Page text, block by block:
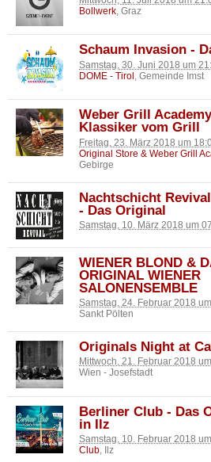
Bollwerk , Graz
Schaum Invasion -
Samstag, 30. Juni 2018 um
DOME - Tirol , Gemeinde Imst
Weber Grill
Klassiker vom Grill
Freitag, 23. März 2018 um
Original Store & Weber Grill
Gebirge
Nachtschicht
- Das Original
Samstag, 10. März 2018 um
WIENER BLOND &
ORIGINAL WIENER
SALONENSEMBLE
Samstag, 24. Februar 2018
Sankt Pölten
Originals Night at
Mittwoch, 21. Februar 2018
Wien - Josefstadt
Berliner Club - Das
in Ilz
Samstag, 10. Februar 2018
Club, Ilz